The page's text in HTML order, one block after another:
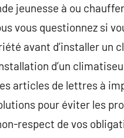
jeunesse à ou
vous questionnez si
avant d’installer un
d’un
articles de lettres à
pour éviter les
respect de vos